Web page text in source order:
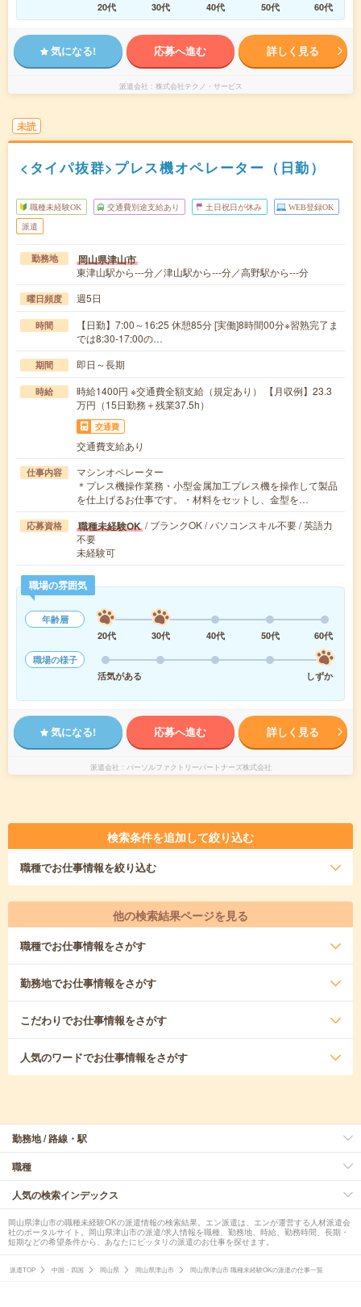
20代
30代 40代 50代 60代
気になる! 応募へ進む 詳しく見る
派遣会社 株式会社テクノ・サービス
未読
<タイパ抜群>プレス機オペレーター（日勤）
職種未経験OK 交通費別途支給あり 土日祝日が休み WEB登録OK
派遣
勤務地 岡山県津山市
東津山駅から---分／津山駅から---分／高野駅から---分
曜日頻度 週5日
時間
【日勤】7:00～16:25 休憩85分 [実働]8時間00分※習熟完了ま
では8:30-17:00の…
期間 即日～長期
時給
時給1400円 ※交通費全額支給（規定あり） 【月収例】23.3
万円（15日勤務＋残業37.5h）
交通費
交通費支給あり
仕事内容
マシンオペレーター
＊プレス機操作業務・小型金属加工プレス機を操作して製品
を仕上げるお仕事です。・材料をセットし、金型を…
応募資格 職種未経験OK / ブランクOK / パソコンスキル不要 / 英語力
不要
未経験可
職場の雰囲気
年齢層
20代
30代 40代 50代
60代
職場の様子
活気がある
しずか
気になる! 応募へ進む 詳しく見る
派遣会社 パーソルファクトリーパートナーズ株式会社
検索条件を追加して絞り込む
職種でお仕事情報を絞り込む
他の検索結果ページを見る
職種でお仕事情報をさがす
勤務地でお仕事情報をさがす
こだわりでお仕事情報をさがす
人気のワードでお仕事情報をさがす
勤務地 / 路線・駅
職種
人気の検索インデックス
岡山県津山市の職種未経験OKの派遣情報の検索結果。エン派遣は、エンが運営する人材派遣会
社のポータルサイト。岡山県津山市の派遣/求人情報を職種、勤務地、時給、勤務時間、長期・
短期などの希望条件から、あなたにピッタリの派遣のお仕事を探せます。
派遣TOP 中国・四国 岡山県 岡山県津山市 岡山県津山市 職種未経験OKの派遣の仕事一覧